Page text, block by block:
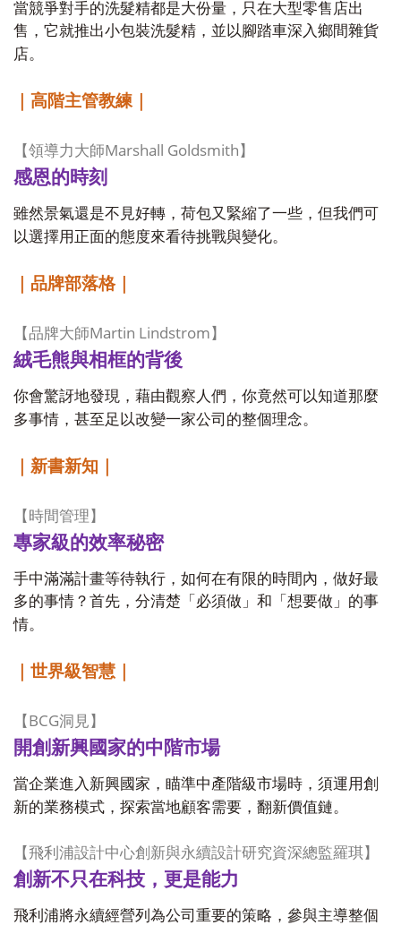
當競爭對手的洗髮精都是大份量，只在大型零售店出
售，它就推出小包裝洗髮精，並以腳踏車深入鄉間雜貨
店。
｜高階主管教練｜
【領導力大師Marshall Goldsmith 】
感恩的時刻
雖然景氣還是不見好轉，荷包又緊縮了一些，但我們可
以選擇用正面的態度來看待挑戰與變化。
｜品牌部落格｜
【品牌大師Martin Lindstrom 】
絨毛熊與相框的背後
你會驚訝地發現，藉由觀察人們，你竟然可以知道那麼
多事情，甚至足以改變一家公司的整個理念。
｜新書新知｜
【時間管理】
專家級的效率秘密
手中滿滿計畫等待執行，如何在有限的時間內，做好最
多的事情？首先，分清楚「必須做」和「想要做」的事
情。
｜世界級智慧｜
【 BCG洞見】
開創新興國家的中階市場
當企業進入新興國家，瞄準中產階級市場時，須運用創
新的業務模式，探索當地顧客需要，翻新價值鏈。
【飛利浦設計中心創新與永續設計研究資深總監羅琪】
創新不只在科技，更是能力
飛利浦將永續經營列為公司重要的策略，參與主導整個